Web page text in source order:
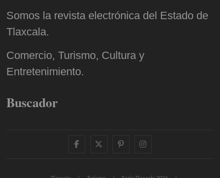
Somos la revista electrónica del Estado de
Tlaxcala.
Comercio, Turismo, Cultura y
Entretenimiento.
Buscador
facebooktwitter
pinterestinstagram